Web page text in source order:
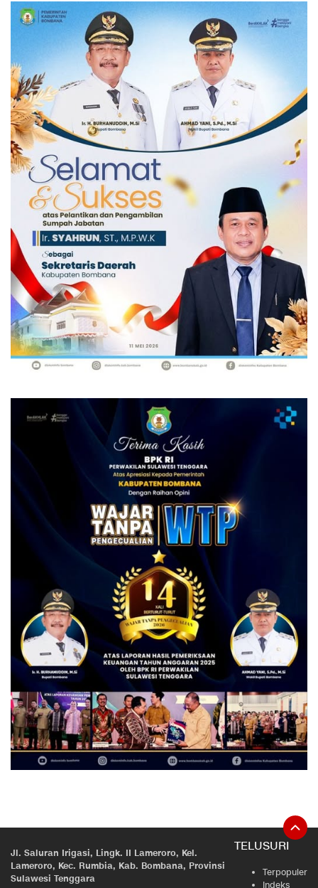
Jl. Saluran Irigasi, Lingk. II Lameroro, Kel.
Lameroro, Kec. Rumbia, Kab. Bombana, Provinsi
Sulawesi Tenggara
TELUSURI
Terpopuler
Indeks